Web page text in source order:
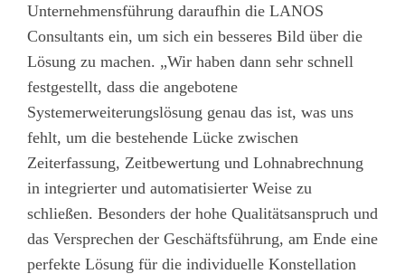
Unternehmensführung daraufhin die LANOS
Consultants ein, um sich ein besseres Bild über die
Lösung zu machen. „Wir haben dann sehr schnell
festgestellt, dass die angebotene
Systemerweiterungslösung genau das ist, was uns
fehlt, um die bestehende Lücke zwischen
Zeiterfassung, Zeitbewertung und Lohnabrechnung
in integrierter und automatisierter Weise zu
schließen. Besonders der hohe Qualitätsanspruch und
das Versprechen der Geschäftsführung, am Ende eine
perfekte Lösung für die individuelle Konstellation